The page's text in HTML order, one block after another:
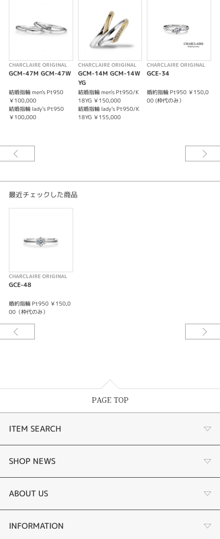
の純度が高く、ハードプラチナを使用することで丈夫な枠でダイヤモンドを
留めております。
メインのダイヤは1400個に1個しか取れない大変貴重なDカラー、不純物が
少ないVSクラスの石を中心にご用意しております。
メレダイヤも不純物が少なく、美しい輝きのものを使用しております。
ております。
※価格は税込になります。
※センターダイヤモンドの価格は含まれません。
CHARCLAIRE ORIGINAL
GCM-47M GCM-47W
結婚指輪 men's Pt950
￥100,000
結婚指輪 lady's Pt950
￥100,000
CHARCLAIRE ORIGINAL
GCM-14M GCM-14W
YG
結婚指輪 men's Pt950/K
18YG ￥150,000
結婚指輪 lady's Pt950/K
18YG ￥155,000
CHARCLAIRE ORIGINAL
GCE-34
婚約指輪 Pt950 ￥150,0
00 (枠代のみ）
最近チェックした商品
CHARCLAIRE ORIGINAL
GCE-48
婚約指輪 Pt950 ￥150,0
00（枠代のみ）
PAGE TOP
ITEM SEARCH
婚約指輪
結婚指輪
セットリング
SHOP NEWS
お客様の声
ブランドリスト
ABOUT US
店舗情報・会社概要
INFORMATION